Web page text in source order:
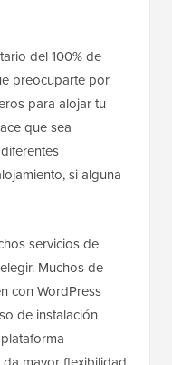
del 100% de
preocuparte por
para alojar tu
que sea
si alguna
servicios de
Muchos de
con WordPress
de instalación